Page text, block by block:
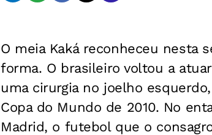
O meia Kaká reconheceu nesta
forma. O brasileiro voltou a
uma cirurgia no joelho
Copa do Mundo de 2010. No
Madrid, o futebol que o